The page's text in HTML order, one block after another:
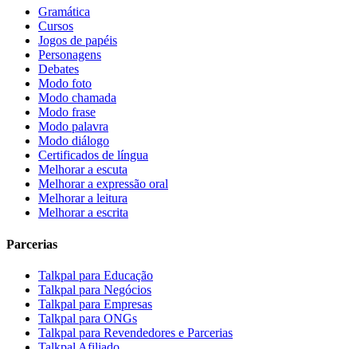
Gramática
Cursos
Jogos de papéis
Personagens
Debates
Modo foto
Modo chamada
Modo frase
Modo palavra
Modo diálogo
Certificados de língua
Melhorar a escuta
Melhorar a expressão oral
Melhorar a leitura
Melhorar a escrita
Parcerias
Talkpal para Educação
Talkpal para Negócios
Talkpal para Empresas
Talkpal para ONGs
Talkpal para Revendedores e Parcerias